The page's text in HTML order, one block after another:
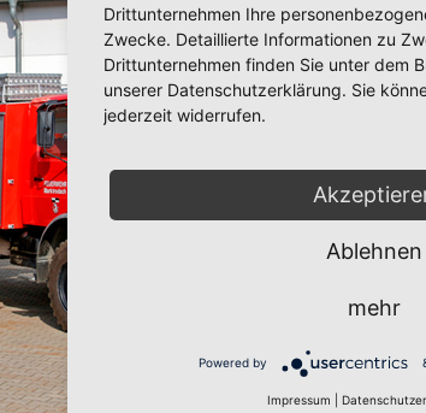
Drittunternehmen Ihre
Zwecke. Detaillierte Informationen zu
Drittunternehmen finden Sie unter dem
unserer Datenschutzerklärung. Sie
jederzeit widerrufen.
Ablehnen
mehr
Powered by
Impressum